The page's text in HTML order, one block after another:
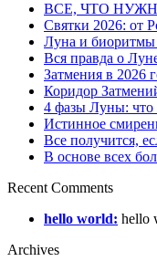
ВСЕ, ЧТО
Святки 2026: от
Луна и биоритмы
Вся правда о
Затмения в 2026
Коридор
4 фазы Луны: что
Истинное
Все получится,
В основе всех
Recent Comments
hello world: hello
Archives